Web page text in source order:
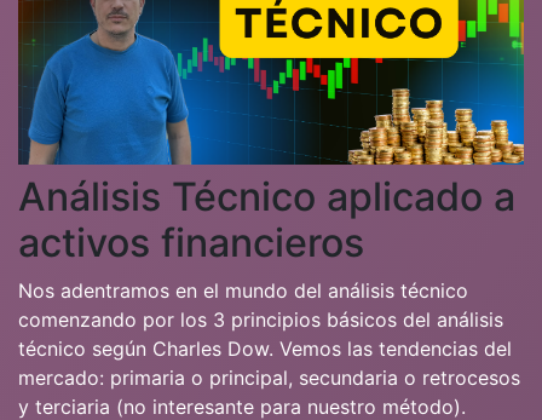
Análisis Técnico aplicado a
activos financieros
Nos adentramos en el mundo del análisis técnico
comenzando por los 3 principios básicos del análisis
técnico según Charles Dow. Vemos las tendencias del
mercado​: primaria o principal, secundaria o retrocesos
y terciaria (no interesante para nuestro método).